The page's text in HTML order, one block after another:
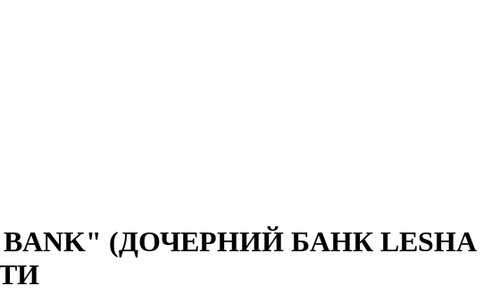
(ДОЧЕРНИЙ БАНК LESHA